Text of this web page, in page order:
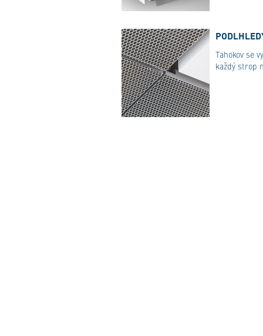
Tahokov se
každý strop